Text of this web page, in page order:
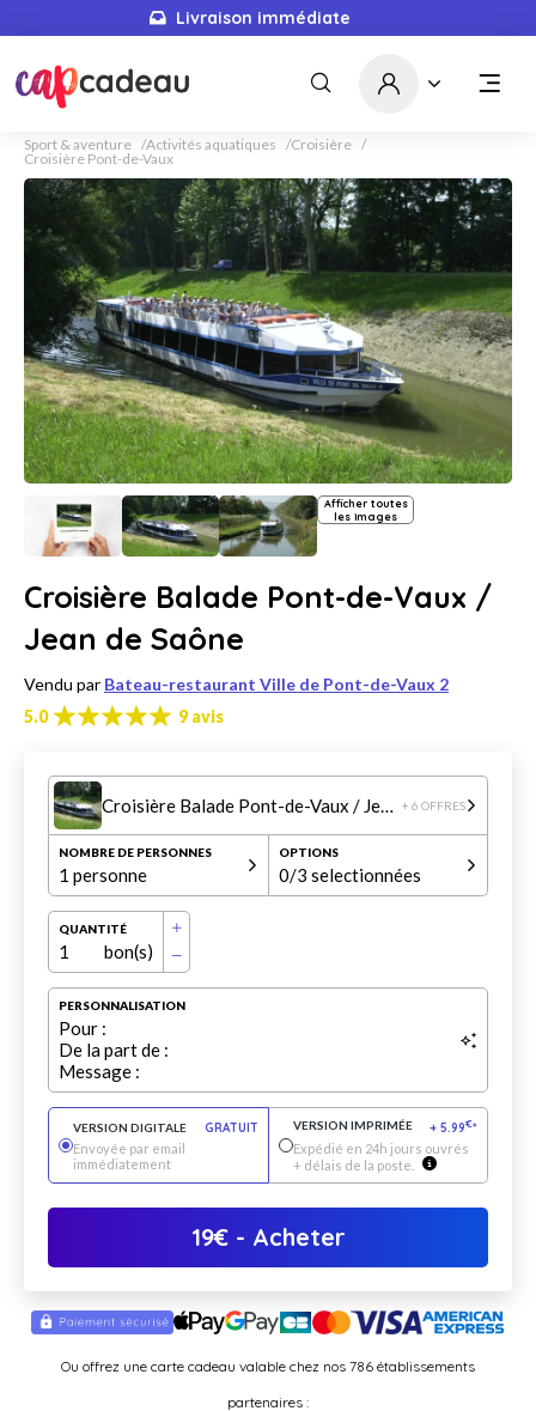
Livraison immédiate
Sport & aventure Activités aquatiques
Croisière
Croisière Pont-de-Vaux
Afficher toutes
les images
Croisière Balade Pont-de-Vaux /
Jean de Saône
Vendu par Bateau-restaurant Ville de Pont-de-Vaux 2
5.0
9 avis
Croisière Balade Pont-de-Vaux / Jean de Saône + 6 OFFRES
NOMBRE DE PERSONNES
1 personne
OPTIONS
0/3 selectionnées
QUANTITÉ
1 bon(s)
PERSONNALISATION
Pour :
De la part de :
Message :
VERSION DIGITALE
GRATUIT
Envoyée par email
immédiatement
VERSION IMPRIMÉE + 5.99€*
Expédié en 24h jours ouvrés
+ délais de la poste.
19€- Acheter
Ou offrez une carte cadeau valable chez nos 786 établissements
partenaires :